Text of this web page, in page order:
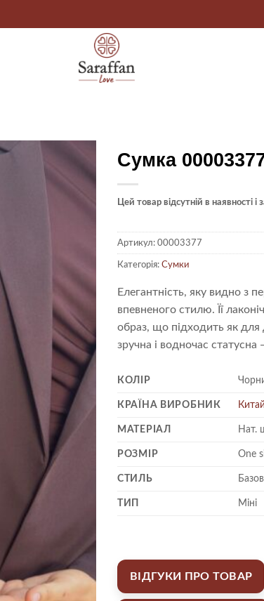
Сумка
Цей товар відсутній в наявності і
Артикул: 00003377
Категорія: Сумки
Елегантність, яку видно з
впевненого стилю. Її
образ, що підходить як для
зручна і водночас
КОЛІР
КРАЇНА ВИРОБНИК Китай
МАТЕРІАЛ Нат.
РОЗМІР One
СТИЛЬ
ТИП Міні
ВІДГУКИ ПРО ТОВАР